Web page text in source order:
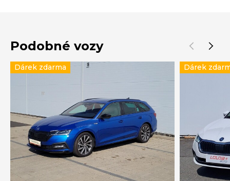
Podobné vozy
Dárek zdarma Dárek